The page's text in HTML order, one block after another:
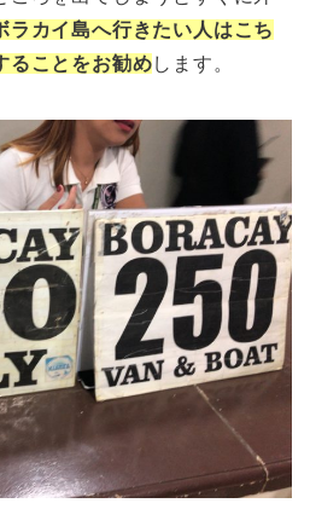
ラカイ島へ行きたい人はこち
ることをお勧めします。